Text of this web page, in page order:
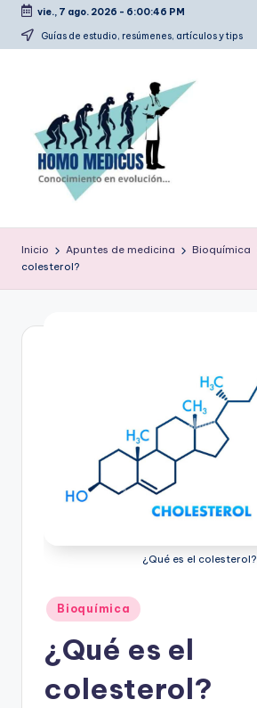
Saltar
vie., 7 ago. 2026 - 6:00:46 PM
Guías de estudio, resúmenes, artículos y tips
o
m
estudio,
Inicio Apuntes de medicina Bioquímica
colesterol?
¿Qué es el colesterol?
Publicado
en
Bioquímica
¿Qué es el
colesterol?